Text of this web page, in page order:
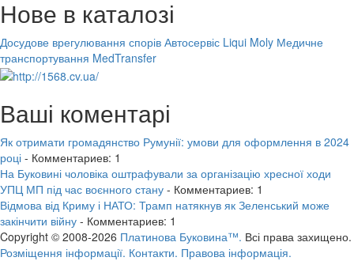
Нове в каталозі
Досудове врегулювання спорів Автосервіс Liqui Moly Медичне
транспортування MedTransfer
Ваші коментарі
Як отримати громадянство Румунії: умови для оформлення в 2024
році - Комментариев: 1
На Буковині чоловіка оштрафували за організацію хресної ходи
УПЦ МП під час воєнного стану - Комментариев: 1
Відмова від Криму і НАТО: Трамп натякнув як Зеленський може
закінчити війну - Комментариев: 1
Copyright © 2008-2026 Платинова Буковина™. Всі права захищено.
Розміщення інформації. Контакти. Правова інформація.